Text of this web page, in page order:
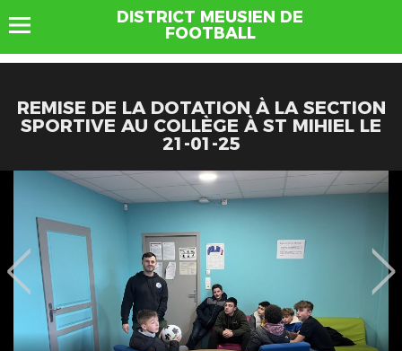
DISTRICT MEUSIEN DE
FOOTBALL
REMISE DE LA DOTATION À LA SECTION
SPORTIVE AU COLLÈGE À ST MIHIEL LE
21-01-25